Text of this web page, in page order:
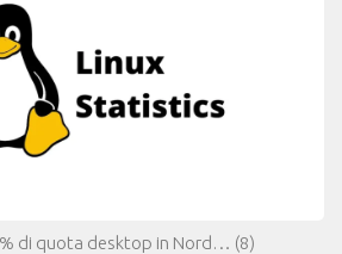
di quota desktop in Nord… (8)